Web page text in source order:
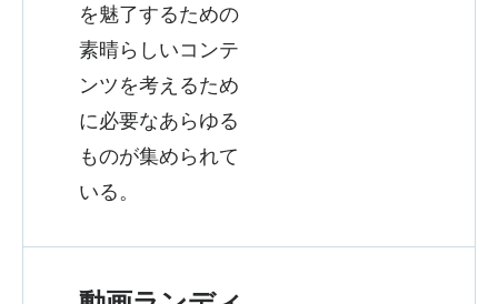
を魅了するための
素晴らしいコンテ
ンツを考えるため
に必要なあらゆる
ものが集められて
いる。